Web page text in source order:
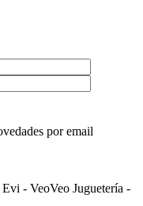
por email